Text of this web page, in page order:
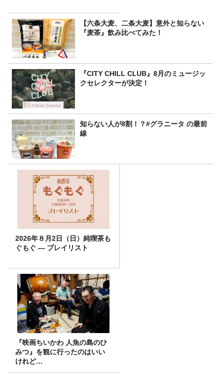
【六条大麦、二条大麦】意外と知らない
『麦茶』飲み比べてみた！
『CITY CHILL CLUB』8月のミュージッ
クセレクターが決定！
知らない人が8割！？#グラニータ の最前
線
2026年８月2日（日）純喫茶も
ぐもぐ ― プレイリスト
『映画ちいかわ 人魚の島のひ
みつ』を観に行ったのはいい
けれど…